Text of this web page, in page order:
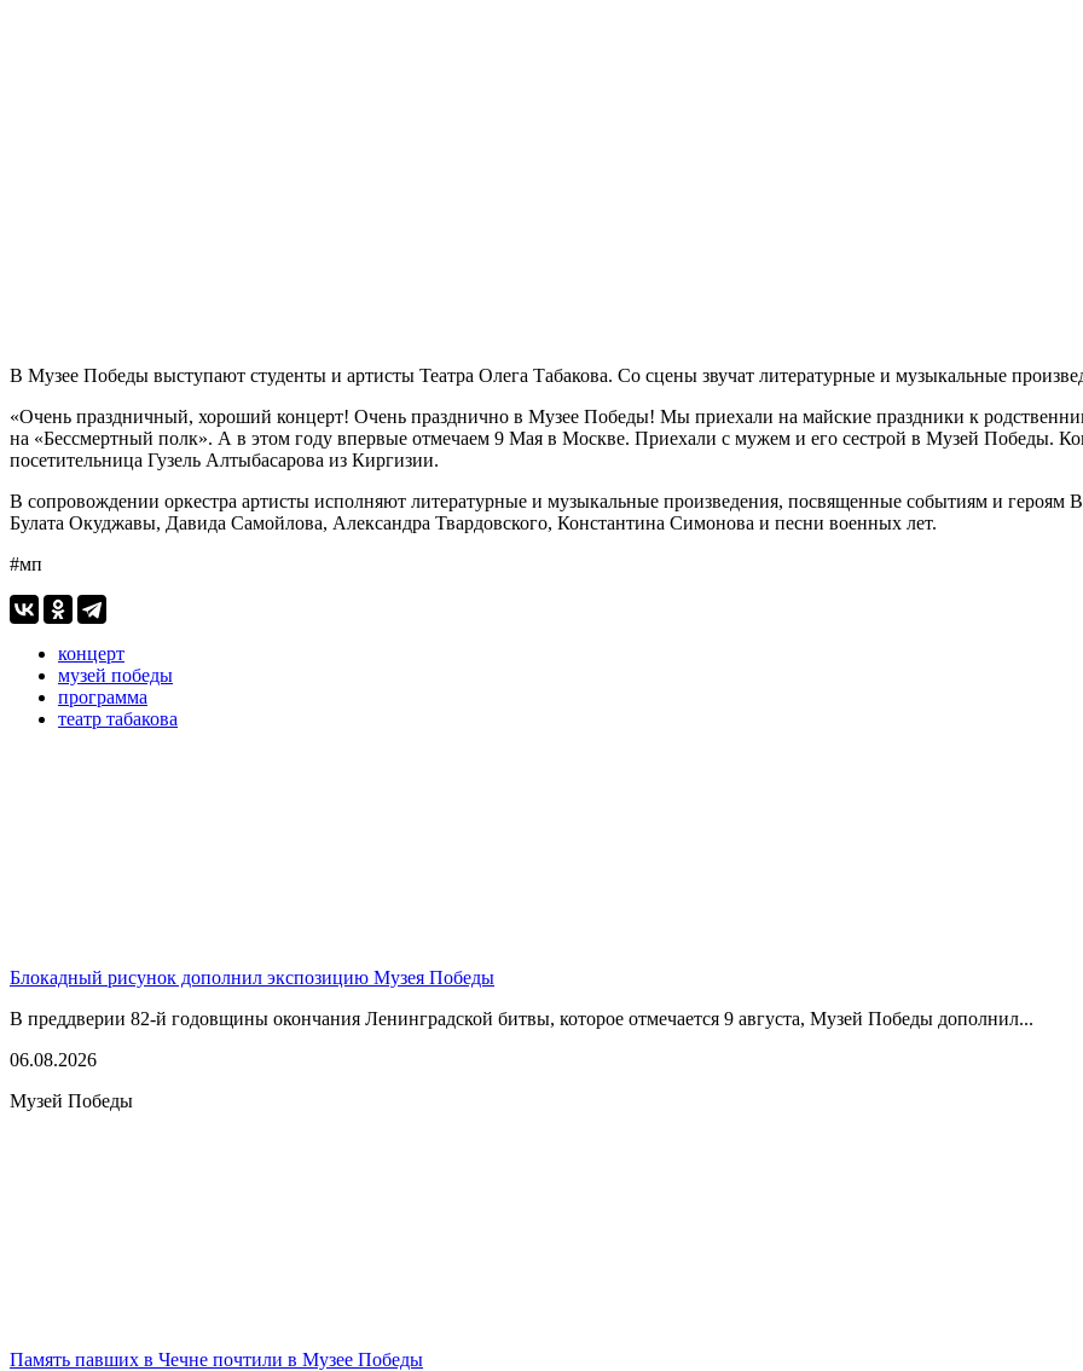
В Музее Победы выступают студенты и артисты Театра Олега Табакова. Со сцены звучат литературные и музыкальные
«Очень праздничный, хороший концерт! Очень празднично в Музее Победы! Мы приехали на майские праздники к
на «Бессмертный полк». А в этом году впервые отмечаем 9 Мая в Москве. Приехали с мужем и его сестрой в Музей Победы.
посетительница Гузель Алтыбасарова из Киргизии.
В сопровождении оркестра артисты исполняют литературные и музыкальные произведения, посвященные событиям и героям
Булата Окуджавы, Давида Самойлова, Александра Твардовского, Константина Симонова и песни военных лет.
#мп
концерт
музей победы
программа
театр табакова
Блокадный рисунок дополнил экспозицию Музея Победы
В преддверии 82-й годовщины окончания Ленинградской битвы, которое отмечается 9 августа, Музей Победы дополнил...
06.08.2026
Музей Победы
Память павших в Чечне почтили в Музее Победы